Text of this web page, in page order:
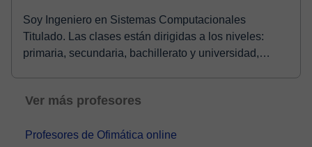
Soy Ingeniero en Sistemas Computacionales
Titulado. Las clases están dirigidas a los niveles:
primaria, secundaria, bachillerato y universidad,
Ver más profesores
Profesores de Ofimática online